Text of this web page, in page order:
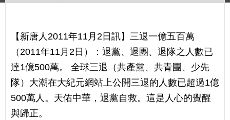
【新唐人2011年11月2日訊】三退一億五百萬
（2011年11月2日）：退黨、退團、退隊之人數已
達1億500萬。 全球三退（共產黨、共青團、少先
隊）大潮在大紀元網站上公開三退的人數已超過1億
500萬人。天佑中華，退黨自救。這是人心的覺醒
與歸正。